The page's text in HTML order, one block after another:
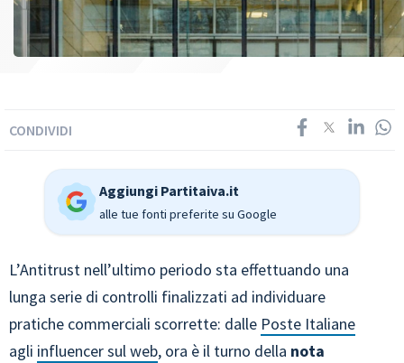
CONDIVIDI
Aggiungi Partitaiva.it
alle tue fonti preferite su Google
L’Antitrust nell’ultimo periodo sta effettuando una
lunga serie di controlli finalizzati ad individuare
pratiche commerciali scorrette: dalle Poste Italiane
agli influencer sul web, ora è il turno della nota